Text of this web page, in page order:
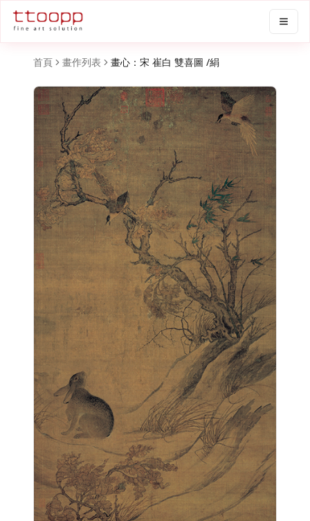
首頁 畫作列表 畫心：宋 崔白 雙喜圖 /絹